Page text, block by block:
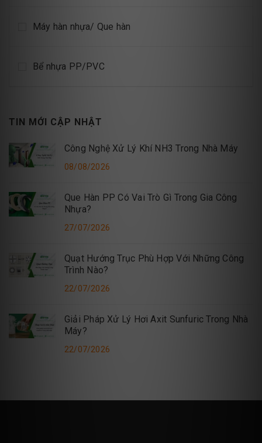
Máy hàn nhựa/ Que hàn
Bể nhựa PP/PVC
TIN MỚI CẬP NHẬT
Công Nghệ Xử Lý Khí NH3 Trong Nhà Máy
08/08/2026
Que Hàn PP Có Vai Trò Gì Trong Gia Công
Nhựa?
27/07/2026
Quạt Hướng Trục Phù Hợp Với Những Công
Trình Nào?
22/07/2026
Giải Pháp Xử Lý Hơi Axit Sunfuric Trong Nhà
Máy?
22/07/2026